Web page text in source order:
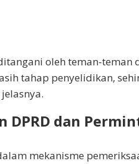
oleh teman-teman
tahap penyelidikan,
DPRD dan
mekanisme